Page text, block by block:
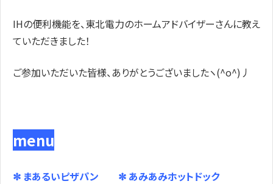
IHの便利機能を、東北電力のホームアドバイザーさんに教え
ていただきました！
ご参加いただいた皆様、ありがとうございましたヽ(^o^)丿
menu
✼ まあるいピザパン ✼ あみあみホットドック